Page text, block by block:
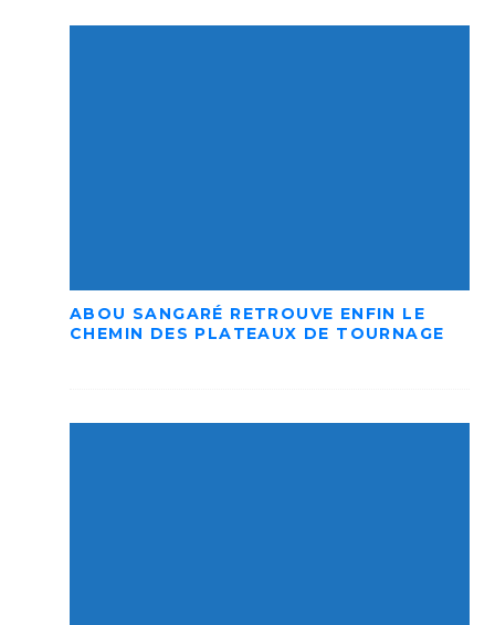
ABOU SANGARÉ RETROUVE ENFIN LE
CHEMIN DES PLATEAUX DE TOURNAGE